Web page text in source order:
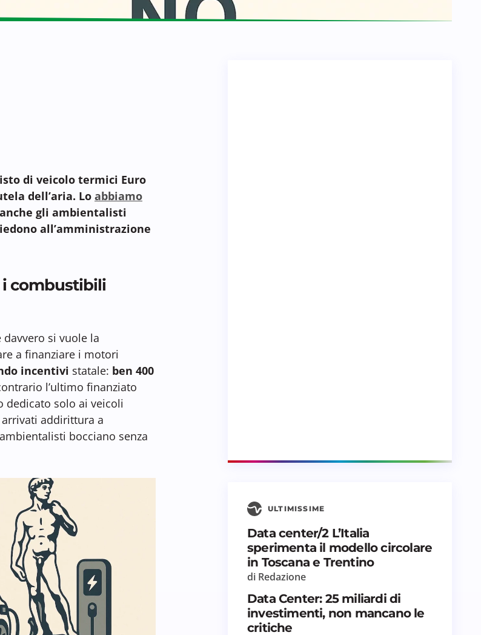
di veicolo termici Euro
dell’aria. Lo abbiamo
gli ambientalisti
all’amministrazione
i combustibili
davvero si vuole la
a finanziare i motori
incentivi statale: ben 400
l’ultimo finanziato
dedicato solo ai veicoli
addirittura a
bocciano senza
ULTIMISSIME
Data center/2 L’Italia
sperimenta il modello circolare
in Toscana e Trentino
di Redazione
Data Center: 25 miliardi di
investimenti, non mancano le
critiche